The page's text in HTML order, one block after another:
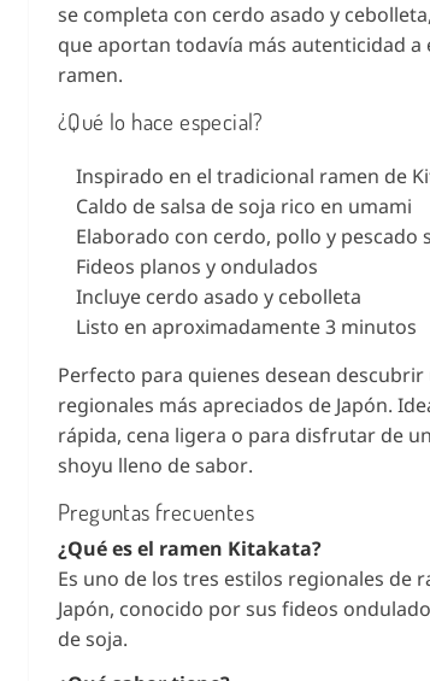
se completa con cerdo asado y
que aportan todavía más autenticidad
ramen.
¿Qué lo hace especial?
Inspirado en el tradicional ramen de
Caldo de salsa de soja rico en umami
Elaborado con cerdo, pollo y pescado
Fideos planos y ondulados
Incluye cerdo asado y cebolleta
Listo en aproximadamente 3 minutos
Perfecto para quienes desean
regionales más apreciados de Japón.
rápida, cena ligera o para disfrutar de
shoyu lleno de sabor.
Preguntas frecuentes
¿Qué es el ramen Kitakata?
Es uno de los tres estilos regionales de
Japón, conocido por sus fideos
de soja.